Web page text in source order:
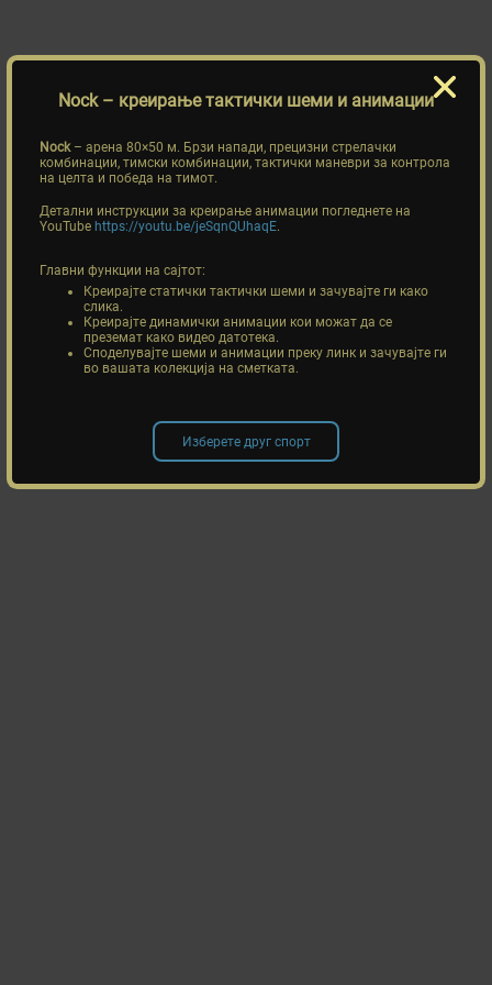
Nock– креирање тактички шеми и анимации
Nock– арена 80×50 м. Брзи напади, прецизни стрелачки
комбинации, тимски комбинации, тактички маневри за контрола
на целта и победа на тимот.
Детални инструкции за креирање анимации погледнете на
YouTube https://youtu.be/jeSqnQUhaqE.
Главни функции на сајтот:
Креирајте статички тактички шеми и зачувајте ги како
слика.
Креирајте динамички анимации кои можат да се
преземат како видео датотека.
Споделувајте шеми и анимации преку линк и зачувајте ги
во вашата колекција на сметката.
Изберете друг спорт